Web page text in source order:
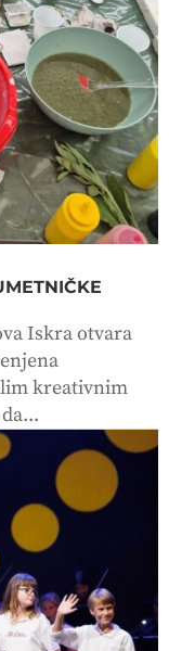
Iskra otvara
kreativnim